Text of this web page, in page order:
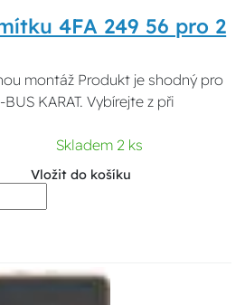
4FA 249 56 pro 2
montáž Produkt je shodný pro
KARAT. Vybírejte z při
Skladem 2 ks
Vložit do košíku